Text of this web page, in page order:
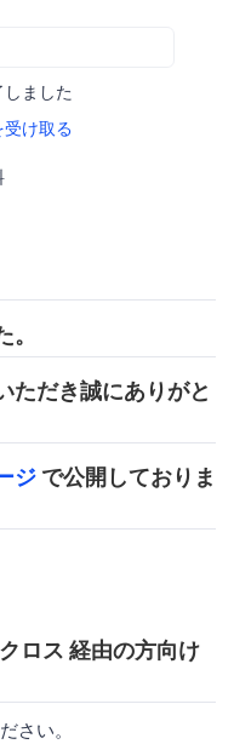
ました
け取る
ただき誠にありがと
ジ で公開しておりま
ロス 経由の方向け
さい。